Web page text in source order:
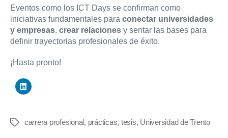
Eventos como los ICT Days se confirman como
iniciativas fundamentales para conectar universidades
y empresas, crear relaciones y sentar las bases para
definir trayectorias profesionales de éxito.
¡Hasta pronto!
Etiquetascarrera profesional, prácticas, tesis, Universidad de Trento